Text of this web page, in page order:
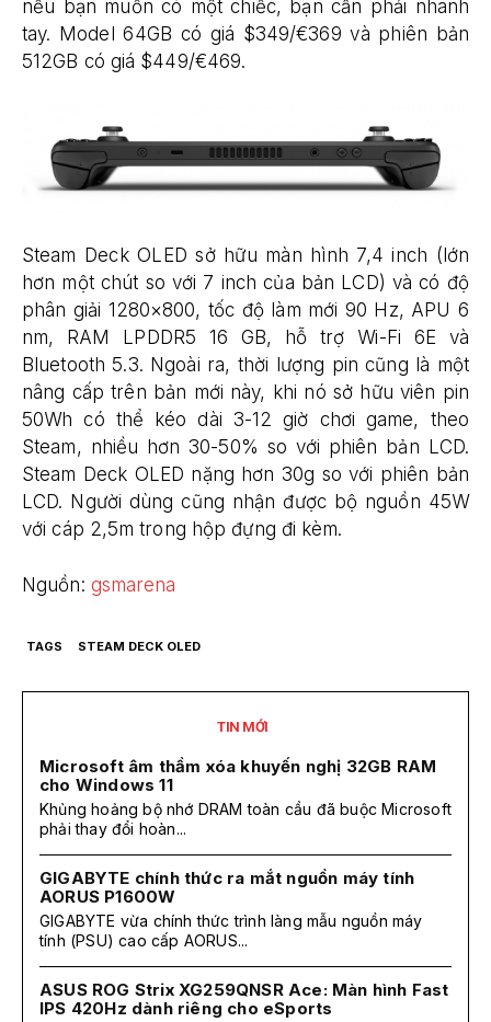
nếu bạn muốn có một chiếc, bạn cần phải nhanh
tay. Model 64GB có giá $349/€369 và phiên bản
512GB có giá $449/€469.
Steam Deck OLED sở hữu màn hình 7,4 inch (lớn
hơn một chút so với 7 inch của bản LCD) và có độ
phân giải 1280×800, tốc độ làm mới 90 Hz, APU 6
nm, RAM LPDDR5 16 GB, hỗ trợ Wi-Fi 6E và
Bluetooth 5.3. Ngoài ra, thời lượng pin cũng là một
nâng cấp trên bản mới này, khi nó sở hữu viên pin
50Wh có thể kéo dài 3-12 giờ chơi game, theo
Steam, nhiều hơn 30-50% so với phiên bản LCD.
Steam Deck OLED nặng hơn 30g so với phiên bản
LCD. Người dùng cũng nhận được bộ nguồn 45W
với cáp 2,5m trong hộp đựng đi kèm.
Nguồn: gsmarena
TAGS STEAM DECK OLED
TIN MỚI
Microsoft âm thầm xóa khuyến nghị 32GB RAM
cho Windows 11
Khủng hoảng bộ nhớ DRAM toàn cầu đã buộc Microsoft
phải thay đổi hoàn...
GIGABYTE chính thức ra mắt nguồn máy tính
AORUS P1600W
GIGABYTE vừa chính thức trình làng mẫu nguồn máy
tính (PSU) cao cấp AORUS...
ASUS ROG Strix XG259QNSR Ace: Màn hình Fast
IPS 420Hz dành riêng cho eSports